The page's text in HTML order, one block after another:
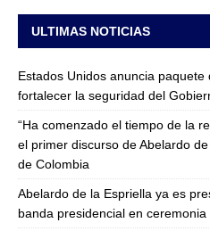
ULTIMAS NOTICIAS
Estados Unidos anuncia
fortalecer la seguridad del
“Ha comenzado el tiempo de la
el primer discurso de Abelardo
de Colombia
Abelardo de la Espriella ya es
banda presidencial en ceremonia